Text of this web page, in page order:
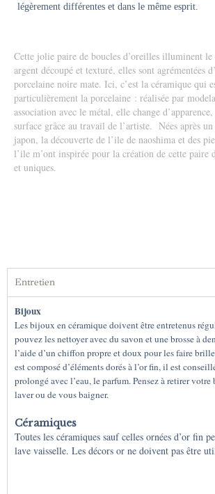
légèrement différentes et dans le même esprit.
Cette jolie paire de boucles d’oreilles illuminent le
argent découpé et texturé, elles sont agrémentées
porcelaine noire mate. Ici, c’est la céramique qui
particulièrement la porcelaine : réalisée par
association avec le métal, elle change
surface grâce au travail de l’artiste. Nées après
japon, la découverte de l’ile de naoshima et des
l’ile m’ont inspirée pour la création de cette paire
et uniques.
Entretien
Bijoux
Les bijoux en céramique doivent être entretenus
pouvez les nettoyer avec du savon et une brosse à
l’aide d’un chiffon propre et doux pour les faire
est composé d’éléments dorés à l’or fin, il est
prolongé avec l’eau, le parfum. Pensez à retirer
laver ou de vous baigner.
Céramiques
Toutes les céramiques sauf celles ornées d’or fin
lave vaisselle. Les décors or ne doivent pas être